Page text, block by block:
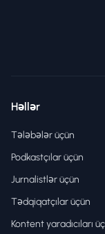
Həllər
Tələbələr üçün
Podkastçılar üçün
Jurnalistlər üçün
Tədqiqatçılar üçün
Kontent yaradıcıları